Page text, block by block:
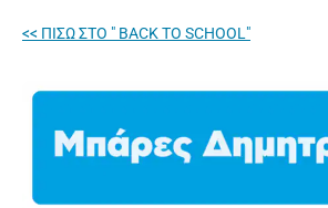
<< ΠΙΣΩ ΣΤΟ " BACK TO SCHOOL"